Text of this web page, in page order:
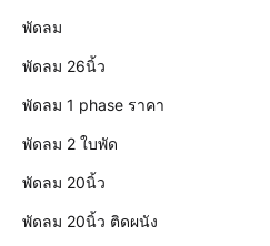
พัดลม
พัดลม 26นิ้ว
พัดลม 1 phase ราคา
พัดลม 2 ใบพัด
พัดลม 20นิ้ว
พัดลม 20นิ้ว ติดผนัง